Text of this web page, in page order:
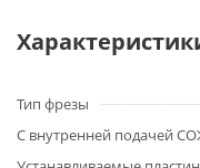
Тип фрезы
С внутренней подачей